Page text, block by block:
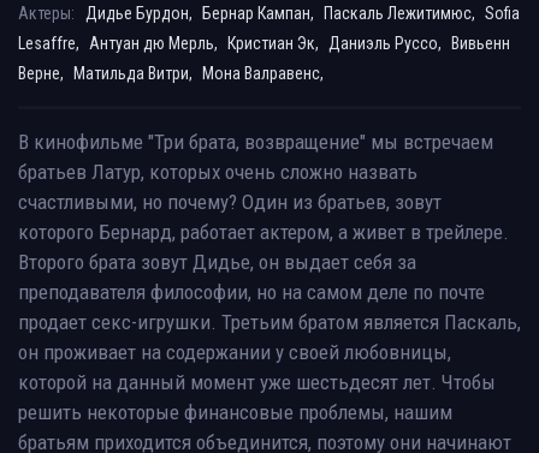
Актеры:
Дидье Бурдон, Бернар Кампан, Паскаль Лежитимюс, Sofia
Lesaffre,
Антуан дю Мерль, Кристиан Эк, Даниэль Руссо,
Вивьенн
Верне,
Матильда Витри, Мона Валравенс,
В кинофильме "Три брата, возвращение" мы встречаем
братьев Латур, которых очень сложно назвать
счастливыми, но почему? Один из братьев, зовут
которого Бернард, работает актером, а живет в трейлере.
Второго брата зовут Дидье, он выдает себя за
преподавателя философии, но на самом деле по почте
продает секс-игрушки. Третьим братом является Паскаль,
он проживает на содержании у своей любовницы,
которой на данный момент уже шестьдесят лет. Чтобы
решить некоторые финансовые проблемы, нашим
братьям приходится объединится, поэтому они начинают